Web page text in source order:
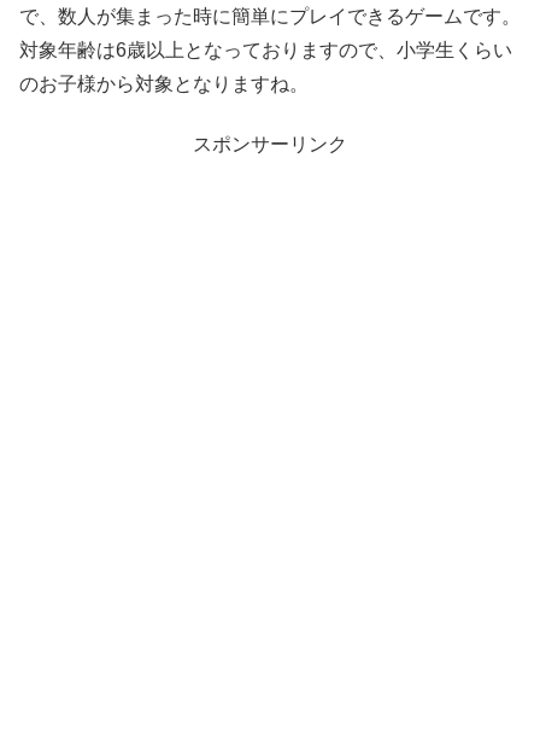
で、数人が集まった時に簡単にプレイできるゲームです。
対象年齢は6歳以上となっておりますので、小学生くらい
のお子様から対象となりますね。
スポンサーリンク